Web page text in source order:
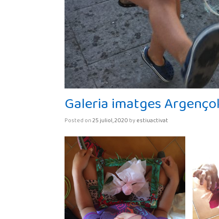
Galeria imatges
Posted on25 juliol, 2020byestiuactivat